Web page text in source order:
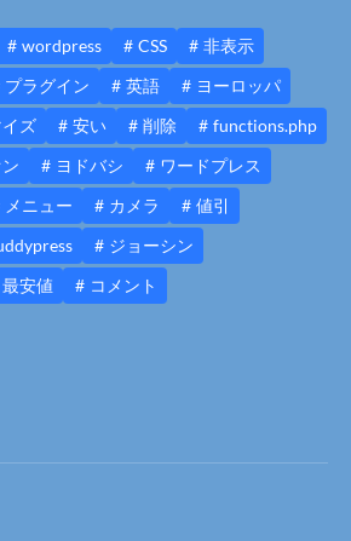
wordpress CSS
非表示
プラグイン 英語
ヨーロッパ
ズ 安い 削除
functions.php
ヨドバシ
ワードプレス
メニュー カメラ
値引
ジョーシン
最安値 コメント